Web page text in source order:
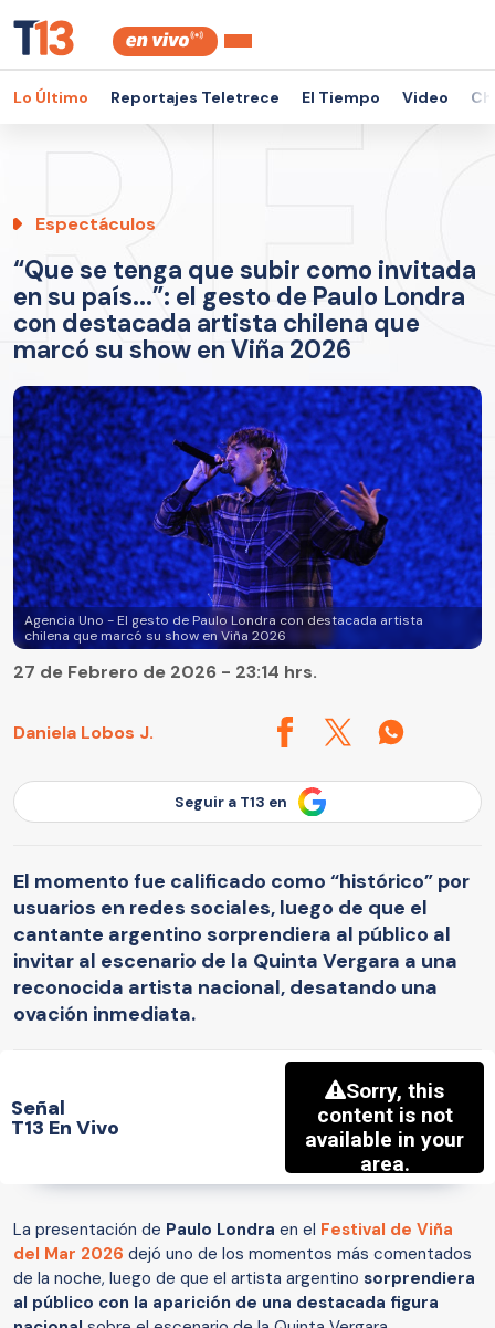
Lo Último Reportajes Teletrece El Tiempo Video
Espectáculos
“Que se tenga que subir como invitada
en su país...”: el gesto de Paulo Londra
con destacada artista chilena que
marcó su show en Viña 2026
Agencia Uno - El gesto de Paulo Londra con destacada artista
chilena que marcó su show en Viña 2026
Daniela Lobos J.
27 de Febrero de 2026 - 23:14 hrs.
Seguir a T13 en
El momento fue calificado como “histórico” por
usuarios en redes sociales, luego de que el
cantante argentino sorprendiera al público al
invitar al escenario de la Quinta Vergara a una
reconocida artista nacional, desatando una
ovación inmediata.
Señal
T13 En Vivo
La presentación de Paulo Londra en el Festival de Viña
del Mar 2026 dejó uno de los momentos más comentados
de la noche, luego de que el artista argentino sorprendiera
al público con la aparición de una destacada figura